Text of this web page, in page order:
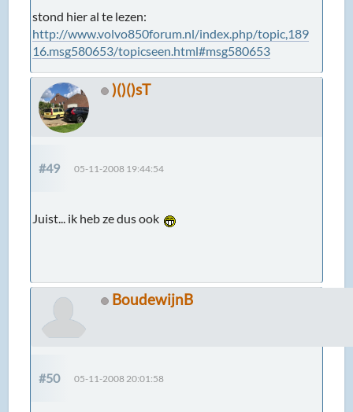
stond hier al te lezen:
http://www.volvo850forum.nl/index.php/topic,189
16.msg580653/topicseen.html#msg580653
)()()sT
#49 05-11-2008 19:44:54
Juist... ik heb ze dus ook
BoudewijnB
#50 05-11-2008 20:01:58